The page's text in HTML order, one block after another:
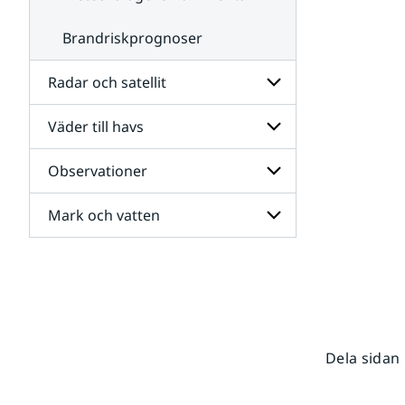
Brandriskprognoser
Radar och satellit
Undersidor
för
Radar
och
satellit
Väder till havs
Undersidor
för
Väder
till
havs
Observationer
Undersidor
för
Mark och vatten
Dela sidan